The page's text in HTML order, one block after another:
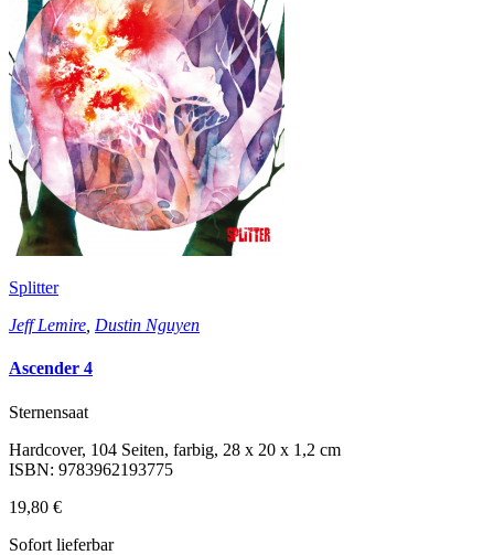
Splitter
Jeff Lemire Dustin Nguyen
Ascender 4
Sternensaat
Hardcover, 104 Seiten, farbig, 28 x 20 x 1,2 cm
ISBN: 9783962193775
19,80 €
Sofort lieferbar